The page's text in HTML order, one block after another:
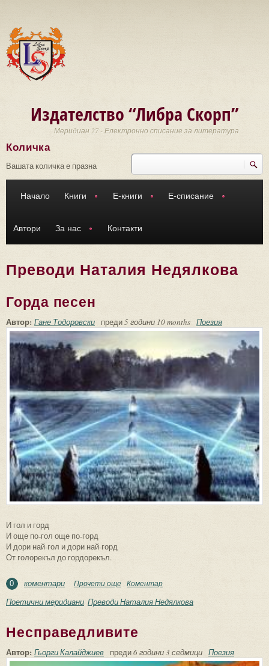
Издателство “Либра Скорп”
Меридиан 27 - Електронно списание за литература
Търси
Количка
Вашата количка е празна
Начало Книги Е-книги Е-списание
Автори За нас Контакти
Преводи Наталия Недялкова
Горда песен
Автор: Гане Тодоровски преди5 години 10 months Поезия
И гол и горд
И още по-гол още по-горд
И дори най-гол и дори най-горд
От голорекъл до гордорекъл.
0 коментари Прочети още about Горда песен
Коментар
Поетични меридиани Преводи Наталия Недялкова
Несправедливите
Автор: Гьорги Калайджиев преди6 години 3 седмици Поезия